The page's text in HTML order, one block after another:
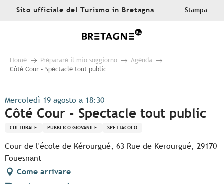
AllerSito ufficiale del Turismo in Bretagna Stampa
Home Preparare il mio soggiorno
Agenda
Côté Cour - Spectacle tout public
Mercoledì 19 agosto a 18:30
Côté Cour - Spectacle tout public
CULTURALE PUBBLICO GIOVANILE SPETTACOLO
Cour de l'école de Kérourgué, 63 Rue de Kerourgué, 29170
Fouesnant
Come arrivare